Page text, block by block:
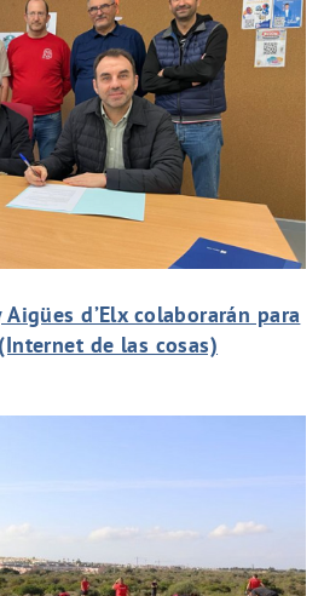
d’Elx colaborarán para
de las cosas)